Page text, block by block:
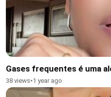
Gases frequentes é uma
38 views•1 year ago